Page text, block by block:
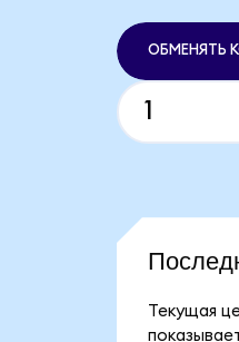
ОБМЕНЯТЬ
Текущая